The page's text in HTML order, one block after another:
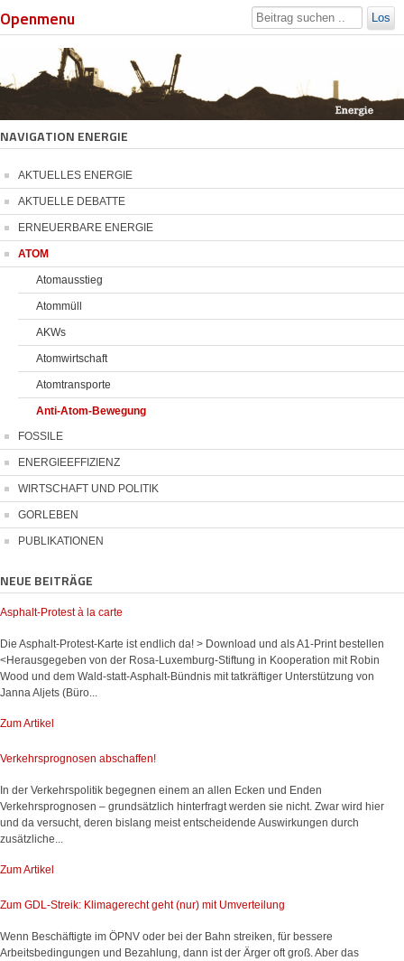
Openmenu Los
NAVIGATION ENERGIE
AKTUELLES ENERGIE
AKTUELLE DEBATTE
ERNEUERBARE ENERGIE
ATOM
Atomausstieg
Atommüll
AKWs
Atomwirtschaft
Atomtransporte
Anti-Atom-Bewegung
FOSSILE
ENERGIEEFFIZIENZ
WIRTSCHAFT UND POLITIK
GORLEBEN
PUBLIKATIONEN
NEUE BEITRÄGE
Asphalt-Protest à la carte
Die Asphalt-Protest-Karte ist endlich da! > Download und als A1-Print bestellen
<Herausgegeben von der Rosa-Luxemburg-Stiftung in Kooperation mit Robin
Wood und dem Wald-statt-Asphalt-Bündnis mit tatkräftiger Unterstützung von
Janna Aljets (Büro...
Zum Artikel
Verkehrsprognosen abschaffen!
In der Verkehrspolitik begegnen einem an allen Ecken und Enden
Verkehrsprognosen – grundsätzlich hinterfragt werden sie nicht. Zwar wird hier
und da versucht, deren bislang meist entscheidende Auswirkungen durch
zusätzliche...
Zum Artikel
Zum GDL-Streik: Klimagerecht geht (nur) mit Umverteilung
Wenn Beschäftigte im ÖPNV oder bei der Bahn streiken, für bessere
Arbeitsbedingungen und Bezahlung, dann ist der Ärger oft groß. Aber das